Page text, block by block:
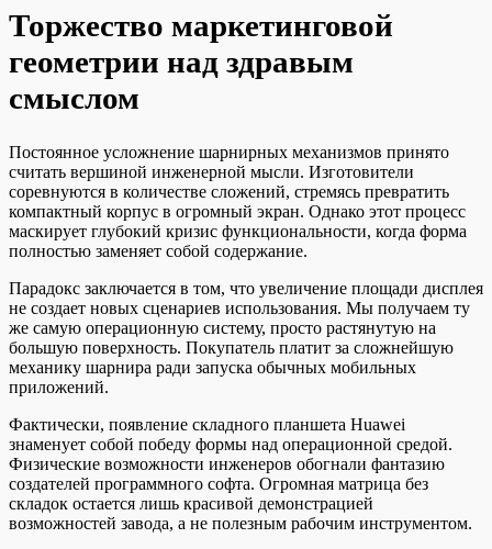
Торжество маркетинговой
геометрии над здравым
смыслом
Постоянное усложнение шарнирных механизмов принято
считать вершиной инженерной мысли. Изготовители
соревнуются в количестве сложений, стремясь превратить
компактный корпус в огромный экран. Однако этот процесс
маскирует глубокий кризис функциональности, когда форма
полностью заменяет собой содержание.
Парадокс заключается в том, что увеличение площади дисплея
не создает новых сценариев использования. Мы получаем ту
же самую операционную систему, просто растянутую на
большую поверхность. Покупатель платит за сложнейшую
механику шарнира ради запуска обычных мобильных
приложений.
Фактически, появление складного планшета Huawei
знаменует собой победу формы над операционной средой.
Физические возможности инженеров обогнали фантазию
создателей программного софта. Огромная матрица без
складок остается лишь красивой демонстрацией
возможностей завода, а не полезным рабочим инструментом.